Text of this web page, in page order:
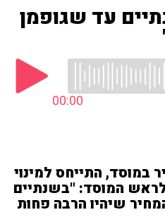
עד שגופמן
00:00
במוסד, התייחס למינוי
המוסד: "בשנתיים
שיהיו הרבה פחות